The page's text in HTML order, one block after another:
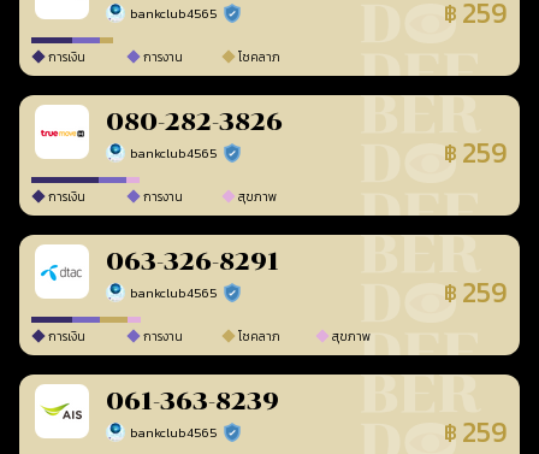
bankclub4565 ร้านยืนยันแล้ว ฿ 259
การเงิน การงาน โชคลาภ
080-282-3826
bankclub4565 ร้านยืนยันแล้ว ฿ 259
การเงิน การงาน สุขภาพ
063-326-8291
bankclub4565 ร้านยืนยันแล้ว ฿ 259
การเงิน การงาน โชคลาภ สุขภาพ
061-363-8239
bankclub4565 ร้านยืนยันแล้ว ฿ 259